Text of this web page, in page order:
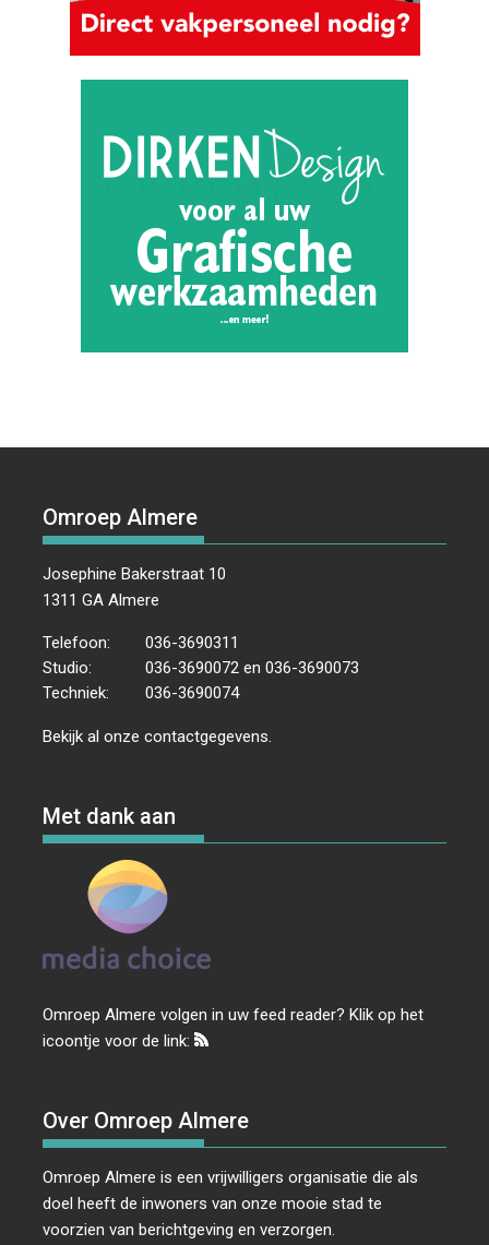
Omroep Almere
Josephine Bakerstraat 10
1311 GA Almere
Telefoon:
036-3690311
Studio:
036-3690072 en 036-3690073
Techniek:
036-3690074
Bekijk al onzecontactgegevens
Met dank aan
Omroep Almere volgen in uw feed reader? Klik op het
icoontje voor de link:
Over Omroep Almere
Omroep Almere is een vrijwilligers organisatie die als
doel heeft de inwoners van onze mooie stad te
voorzien van berichtgeving en verzorgen.